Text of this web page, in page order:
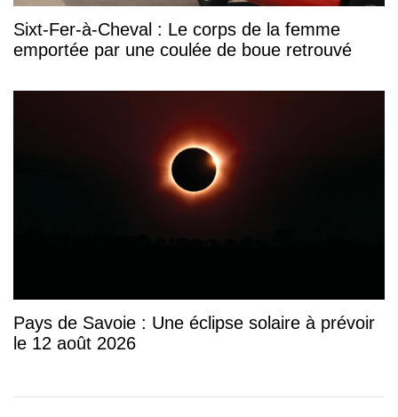
Sixt-Fer-à-Cheval : Le corps de la femme
emportée par une coulée de boue retrouvé
Pays de Savoie : Une éclipse solaire à prévoir
le 12 août 2026